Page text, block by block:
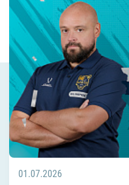
01.07.2026